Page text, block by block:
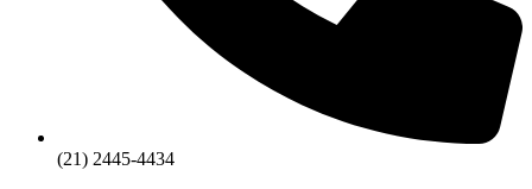
(21) 2445-4434